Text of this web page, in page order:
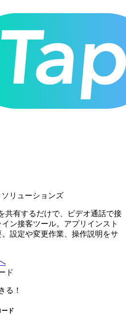
リューションズ
共有するだけで、ビデオ通話で接
ン接客ツール。アプリインスト
設定や変更作業、操作説明をサ
ド
る！
ド